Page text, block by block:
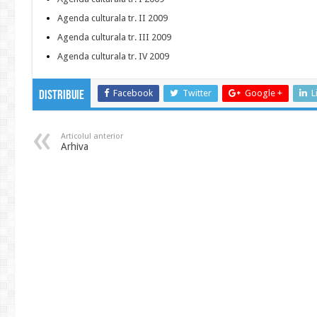
Agenda culturala tr. II 2009
Agenda culturala tr. III 2009
Agenda culturala tr. IV 2009
Distribuie Facebook Twitter Google +
Articolul anterior
Arhiva